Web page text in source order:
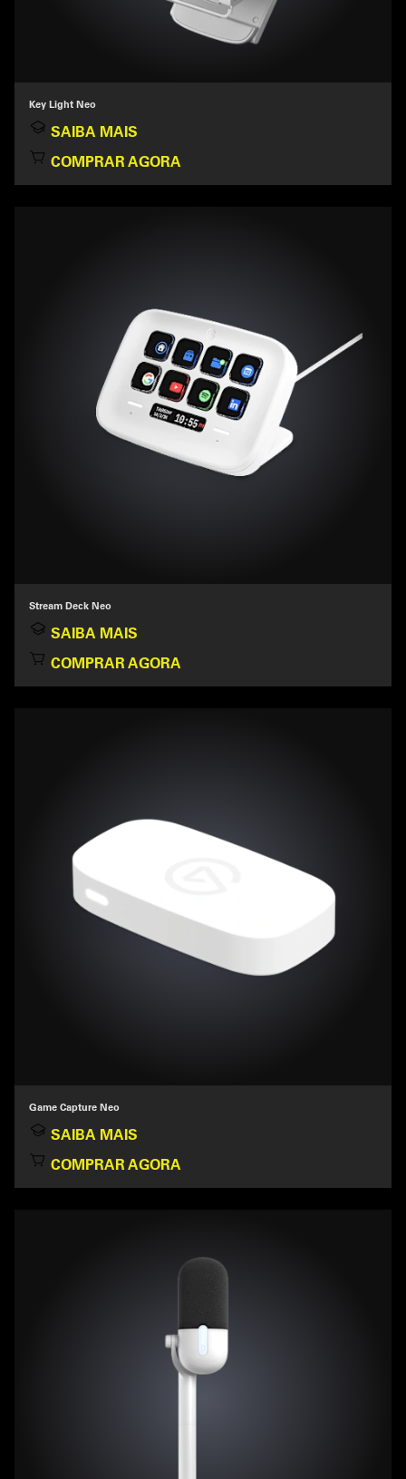
Key Light Neo
SAIBA MAIS
COMPRAR AGORA
Stream Deck Neo
SAIBA MAIS
COMPRAR AGORA
Game Capture Neo
SAIBA MAIS
COMPRAR AGORA